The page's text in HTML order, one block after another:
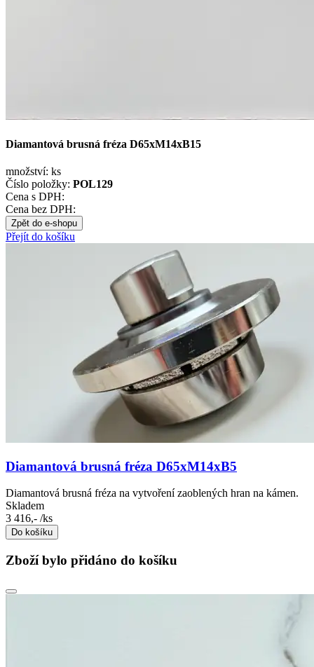
Diamantová brusná fréza D65xM14xB15
množství: ks
Číslo položky: POL129
Cena s DPH:
Cena bez DPH:
Zpět do e-shopu
Přejít do košíku
Diamantová brusná fréza D65xM14xB5
Diamantová brusná fréza na vytvoření zaoblených hran na kámen.
Skladem
3 416,- /ks
Do košíku
Zboží bylo přidáno do košíku